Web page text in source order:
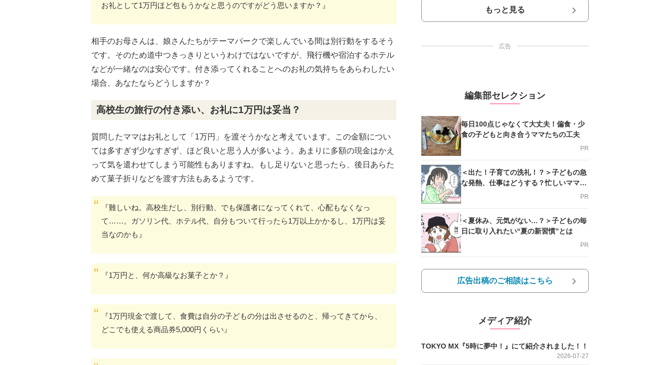
お礼として1万円ほど包もうかなと思うのですがどう思いますか？』
相手のお母さんは、娘さんたちがテーマパークで楽しんでいる間は別行動をするそう
です。そのため道中つきっきりというわけではないですが、飛行機や宿泊するホテル
などが一緒なのは安心です。付き添ってくれることへのお礼の気持ちをあらわしたい
場合、あなたならどうしますか？
高校生の旅行の付き添い、お礼に1万円は妥当？
質問したママはお礼として「1万円」を渡そうかなと考えています。この金額につい
ては多すぎず少なすぎず、ほど良いと思う人が多いよう。あまりに多額の現金はかえ
って気を遣わせてしまう可能性もありますね。もし足りないと思ったら、後日あらた
めて菓子折りなどを渡す方法もあるようです。
『難しいね。高校生だし、別行動、でも保護者になってくれて、心配もなくなっ
て……。ガソリン代、ホテル代、自分もついて行ったら1万以上かかるし、1万円は妥
当なのかも』
『1万円と、何か高級なお菓子とか？』
『1万円現金で渡して、食費は自分の子どもの分は出させるのと、帰ってきてから、
どこでも使える商品券5,000円くらい』
もっと見る
広告
編集部セレクション
毎日100点じゃなくて大丈夫！偏食・少
食の子どもと向き合うママたちの工夫
PR
＜出た！子育ての洗礼！？＞子どもの急
な発熱、仕事はどうする？忙しいママを
PR
＜夏休み、元気がない…？＞子どもの毎
日に取り入れたい“夏の新習慣”とは
PR
広告出稿のご相談はこちら
メディア紹介
TOKYO MX『5時に夢中！』にて紹介されました！！
2026-07-27